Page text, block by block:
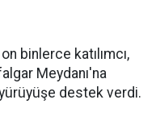
binlerce katılımcı,
Meydanı'na
destek verdi.